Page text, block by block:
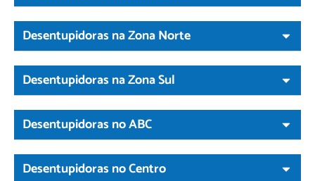
Desentupidoras na Zona Norte
Desentupidoras na Zona Sul
Desentupidoras no ABC
Desentupidoras no Centro